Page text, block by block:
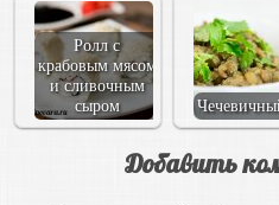
Ролл с
крабовым мясом
и сливочным
сыром
Добавить